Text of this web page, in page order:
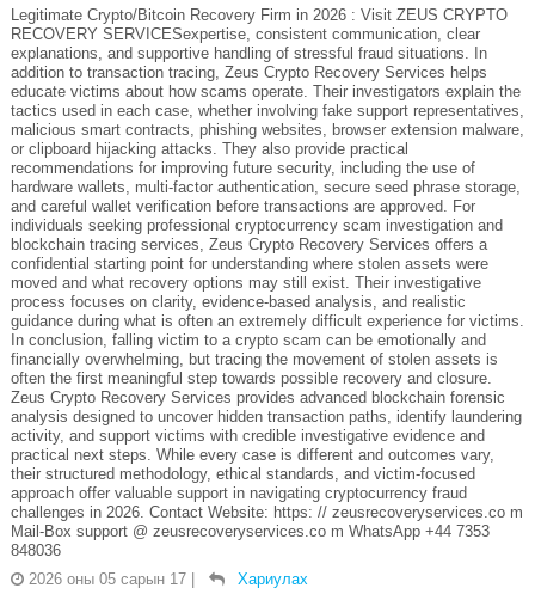
Legitimate Crypto/Bitcoin Recovery Firm in 2026 : Visit ZEUS CRYPTO
RECOVERY SERVICESexpertise, consistent communication, clear
explanations, and supportive handling of stressful fraud situations. In
addition to transaction tracing, Zeus Crypto Recovery Services helps
educate victims about how scams operate. Their investigators explain the
tactics used in each case, whether involving fake support representatives,
malicious smart contracts, phishing websites, browser extension malware,
or clipboard hijacking attacks. They also provide practical
recommendations for improving future security, including the use of
hardware wallets, multi-factor authentication, secure seed phrase storage,
and careful wallet verification before transactions are approved. For
individuals seeking professional cryptocurrency scam investigation and
blockchain tracing services, Zeus Crypto Recovery Services offers a
confidential starting point for understanding where stolen assets were
moved and what recovery options may still exist. Their investigative
process focuses on clarity, evidence-based analysis, and realistic
guidance during what is often an extremely difficult experience for victims.
In conclusion, falling victim to a crypto scam can be emotionally and
financially overwhelming, but tracing the movement of stolen assets is
often the first meaningful step towards possible recovery and closure.
Zeus Crypto Recovery Services provides advanced blockchain forensic
analysis designed to uncover hidden transaction paths, identify laundering
activity, and support victims with credible investigative evidence and
practical next steps. While every case is different and outcomes vary,
their structured methodology, ethical standards, and victim-focused
approach offer valuable support in navigating cryptocurrency fraud
challenges in 2026. Contact Website: https: // zeusrecoveryservices.co m
Mail-Box support @ zeusrecoveryservices.co m WhatsApp +44 7353
848036
2026 оны 05 сарын 17 | Хариулах